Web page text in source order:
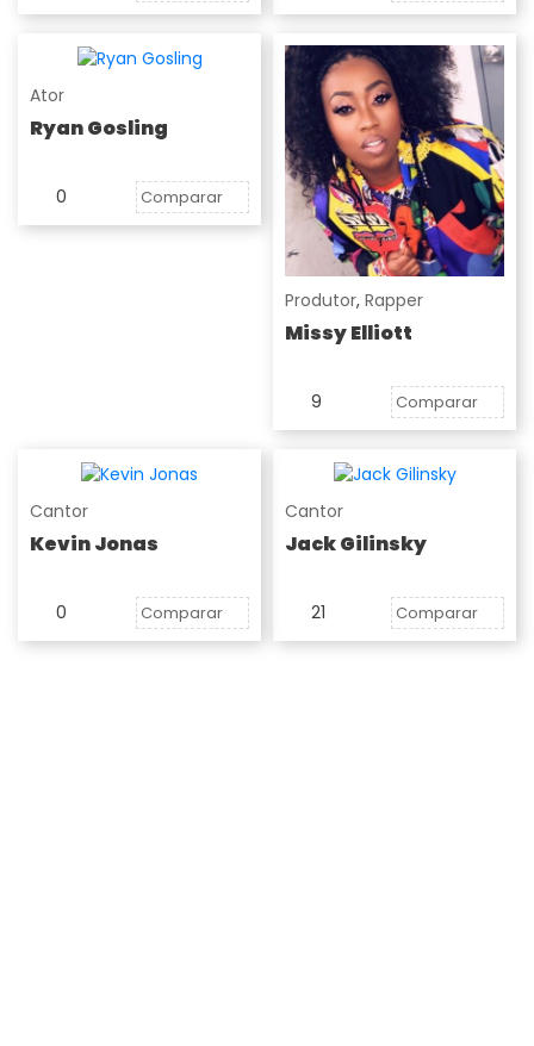
Ator
Ryan Gosling
0 Comparar
Produtor, Rapper
Missy Elliott
9 Comparar
Cantor
Kevin Jonas
0 Comparar
Cantor
Jack Gilinsky
21 Comparar